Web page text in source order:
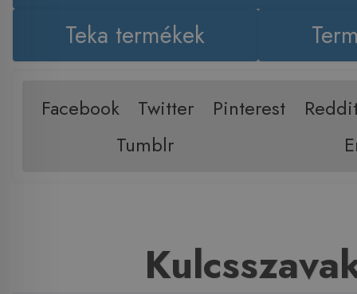
Teka termékek
Facebook Twitter Pinterest
Tumblr